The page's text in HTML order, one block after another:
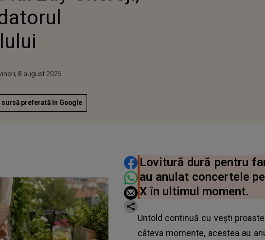
8 august 2025
preferată în Google
DISTRIBUIE ARTICOLUL
Lovitură dură pentru
au anulat concertele
X în ultimul moment.
Untold continuă cu vești
câteva momente, acestea au